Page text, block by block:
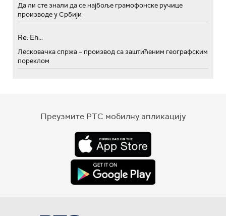
Да ли сте знали да се најбоље грамофонске ручице
производе у Србији
Re: Eh...
Лесковачка спржа – производ са заштићеним географским
пореклом
Преузмите РТС мобилну апликацију